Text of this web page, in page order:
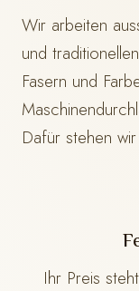
Wir arbeiten
und
Fasern und
Dafür stehen
Ihr Preis